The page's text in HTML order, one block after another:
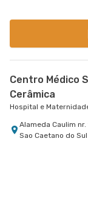
Centro Médico
Cerâmica
Hospital e
Alameda Caulim nr.
Sao Caetano do